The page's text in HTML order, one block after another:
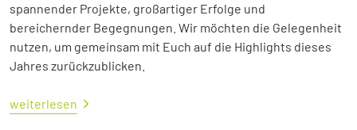
spannender Projekte, großartiger Erfolge und
bereichernder Begegnungen. Wir möchten die Gelegenheit
nutzen, um gemeinsam mit Euch auf die Highlights dieses
Jahres zurückzublicken.
weiterlesen